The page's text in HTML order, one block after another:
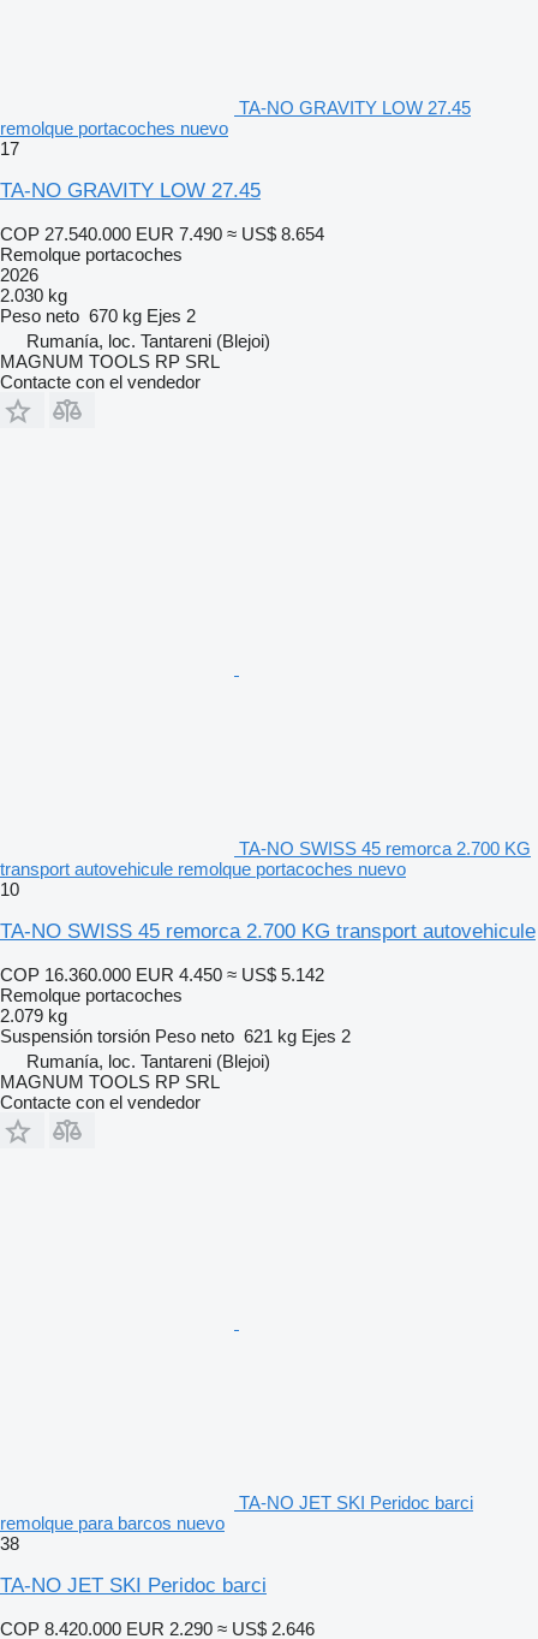
TA-NO GRAVITY LOW 27.45
remolque portacoches nuevo
17
TA-NO GRAVITY LOW 27.45
COP 27.540.000 EUR 7.490 ≈ US$ 8.654
Remolque portacoches
2026
2.030 kg
Peso neto 670 kg Ejes 2
Rumanía, loc. Tantareni (Blejoi)
MAGNUM TOOLS RP SRL
Contacte con el vendedor
TA-NO SWISS 45 remorca 2.700 KG
transport autovehicule remolque portacoches nuevo
10
TA-NO SWISS 45 remorca 2.700 KG transport autovehicule
COP 16.360.000 EUR 4.450 ≈ US$ 5.142
Remolque portacoches
2.079 kg
Suspensión torsión Peso neto 621 kg Ejes 2
Rumanía, loc. Tantareni (Blejoi)
MAGNUM TOOLS RP SRL
Contacte con el vendedor
TA-NO JET SKI Peridoc barci
remolque para barcos nuevo
38
TA-NO JET SKI Peridoc barci
COP 8.420.000 EUR 2.290 ≈ US$ 2.646